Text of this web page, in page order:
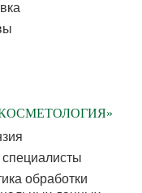
обработки